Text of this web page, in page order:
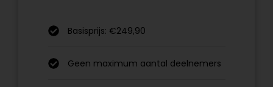
Basisprijs: €249,90
Geen maximum aantal deelnemers